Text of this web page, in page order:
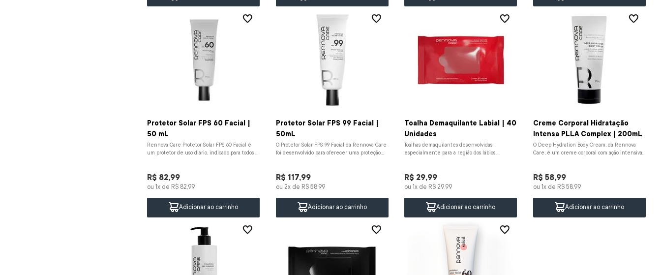
Protetor Solar FPS 60 Facial |
50 mL
Rennova Care Protetor Solar FPS 60 Facial é
um protetor de uso diário, indicado para todos os
R$ 82,99
ou 1x de R$ 82 99
Adicionar ao carrinho
Protetor Solar FPS 99 Facial |
50mL
O Protetor Solar FPS 99 Facial da Rennova Care
foi desenvolvido para oferecer uma proteção
R$ 117,99
ou 2x de R$ 58, 99
Adicionar ao carrinho
Toalha Demaquilante Labial | 40
Unidades
Toalhas demaquilantes desenvolvidas
especialmente para a região dos lábios,
R$ 29,99
ou 1x de R$ 29 99
Adicionar ao carrinho
Creme Corporal Hidratação
Intensa PLLA Complex | 200mL
O Deep Hydration Body Cream, da Rennova
Care, é um creme corporal com ação intensiva
R$ 58,99
ou 1x de R$ 58, 99
Adicionar ao carrinho